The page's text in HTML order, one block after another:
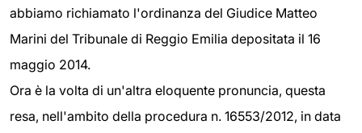
abbiamo richiamato l'ordinanza del Giudice Matteo
Marini del Tribunale di Reggio Emilia depositata il 16
maggio 2014.
Ora è la volta di un'altra eloquente pronuncia, questa
resa, nell'ambito della procedura n. 16553/2012, in data